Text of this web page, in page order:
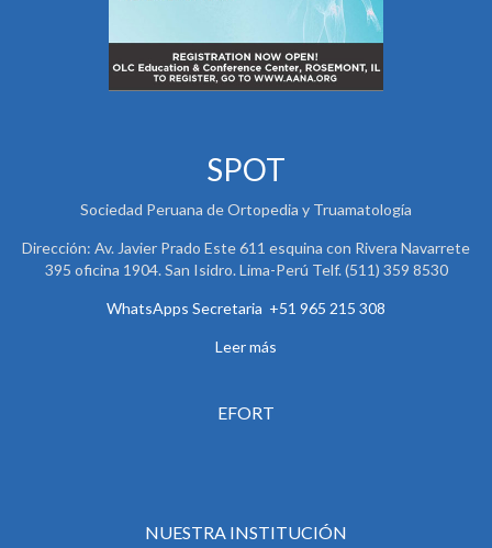
SPOT
Sociedad Peruana de Ortopedia y Truamatología
Dirección: Av. Javier Prado Este 611 esquina con Rivera Navarrete
395 oficina 1904. San Isidro. Lima-Perú Telf. (511) 359 8530
WhatsApps Secretaria +51 965 215 308
Leer más
EFORT
NUESTRA INSTITUCIÓN